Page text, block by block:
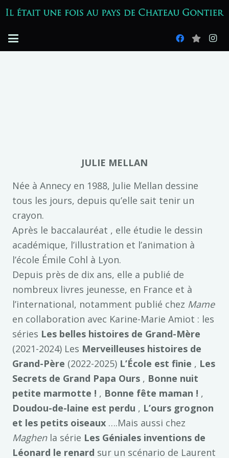
JULIE MELLAN
Née à Annecy en 1988, Julie Mellan dessine
tous les jours, depuis qu’elle sait tenir un
crayon.
Après le baccalauréat , elle étudie le dessin
académique, l’illustration et l’animation à
l’école Émile Cohl à Lyon.
Depuis près de dix ans, elle a publié de
nombreux livres jeunesse, en France et à
l’international, notamment publié chez Mame
en collaboration avec Karine-Marie Amiot : les
séries Les belles histoires de Grand-Mère
(2021-2024) Les Merveilleuses histoires de
Grand-Père (2022-2025) L’École est finie , Les
Secrets de Grand Papa Ours , Bonne nuit
petite marmotte ! , Bonne fête maman ! ,
Doudou-de-laine est perdu , L’ours grognon
et les petits oiseaux ….Mais aussi chez
Maghenla série Les Géniales inventions de
Léonard le renard sur un scénario de Laurent